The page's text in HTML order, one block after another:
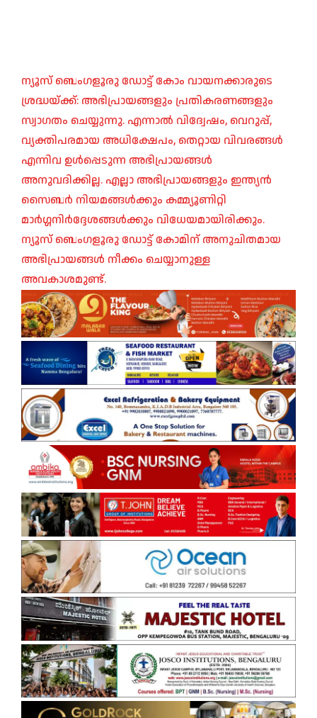
ന്യൂസ് ബെംഗളൂരു ഡോട്ട് കോം വായനക്കാരുടെ
ശ്രദ്ധയ്ക്ക്: അഭിപ്രായങ്ങളും പ്രതികരണങ്ങളും
സ്വാഗതം ചെയ്യുന്നു. എന്നാൽ വിദ്വേഷം, വെറുപ്പ്,
വ്യക്തിപരമായ അധിക്ഷേപം, തെറ്റായ വിവരങ്ങൾ
എന്നിവ ഉൾപ്പെടുന്ന അഭിപ്രായങ്ങൾ
അനുവദിക്കില്ല. എല്ലാ അഭിപ്രായങ്ങളും ഇന്ത്യൻ
സൈബർ നിയമങ്ങൾക്കും കമ്മ്യൂണിറ്റി
മാർഗ്ഗനിർദ്ദേശങ്ങൾക്കും വിധേയമായിരിക്കും.
ന്യൂസ് ബെംഗളൂരു ഡോട്ട് കോമിന് അനുചിതമായ
അഭിപ്രായങ്ങൾ നീക്കം ചെയ്യാനുള്ള
അവകാശമുണ്ട്.